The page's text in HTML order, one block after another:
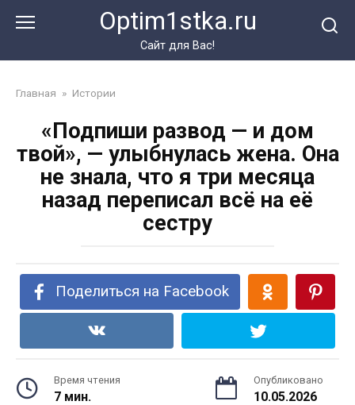
Optim1stka.ru
Сайт для Вас!
Главная » Истории
«Подпиши развод — и дом
твой», — улыбнулась жена. Она
не знала, что я три месяца
назад переписал всё на её
сестру
Поделиться на Facebook
Время чтения
7 мин.
Опубликовано
10.05.2026